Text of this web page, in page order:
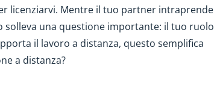
licenziarvi. Mentre il tuo partner intraprende
solleva una questione importante: il tuo ruolo
il lavoro a distanza, questo semplifica
a distanza?